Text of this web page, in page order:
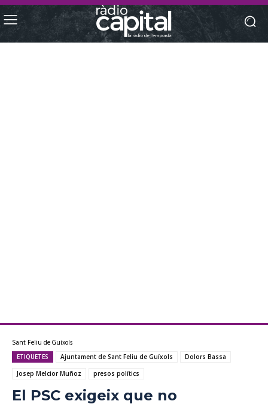
Sant Feliu de Guíxols
ETIQUETES Ajuntament de Sant Feliu de Guíxols
Dolors Bassa
Josep Melcior Muñoz
presos polítics
El PSC exigeix que no